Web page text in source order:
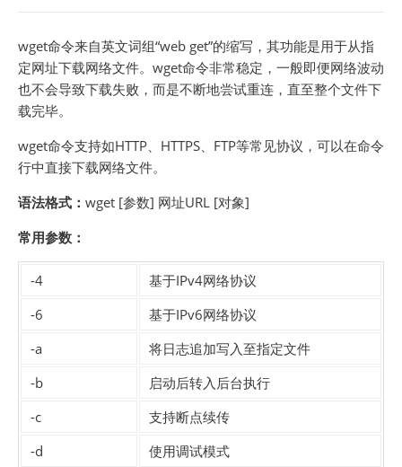
wget命令来自英文词组“web get”的缩写，其功能是用于从指
定网址下载网络文件。wget命令非常稳定，一般即便网络波动
也不会导致下载失败，而是不断地尝试重连，直至整个文件下
载完毕。
wget命令支持如HTTP、HTTPS、FTP等常见协议，可以在命令
行中直接下载网络文件。
语法格式： wget [参数] 网址URL [对象]
常用参数：
-4
基于IPv4网络协议
-6
基于IPv6网络协议
-a
将日志追加写入至指定文件
-b
启动后转入后台执行
-c
支持断点续传
-d
使用调试模式